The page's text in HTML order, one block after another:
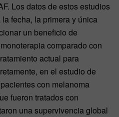
Los datos de estos estudios
fecha, la primera y única
un beneficio de
comparado con
actual para
en el estudio de
con melanoma
fueron tratados con
una supervivencia global